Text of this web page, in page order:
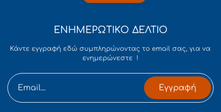
ΕΝΗΜΕΡΩΤΙΚΟ ΔΕΛΤΙΟ
Κάντε εγγραφή εδώ συμπληρώνοντας το email σας, για να
ενημερώνεστε !
Εγγραφή